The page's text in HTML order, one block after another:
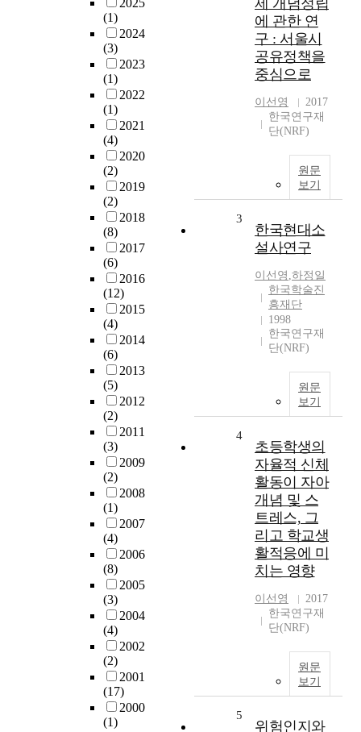
2025
(1)
2024
(3)
2023
(1)
2022
(1)
2021
(4)
2020
(2)
2019
(2)
2018
(8)
2017
(6)
2016
(12)
2015
(4)
2014
(6)
2013
(5)
2012
(2)
2011
(3)
2009
(2)
2008
(1)
2007
(4)
2006
(8)
2005
(3)
2004
(4)
2002
(2)
2001
(17)
2000
(1)
제 개념정립
에 관한 연
구 : 서울시
공유정책을
중심으로
이선영
2017
한국연구재
단(NRF)
원문
보기
3
한국현대소
설사연구
이선영 ,하정일
한국학술진
흥재단
1998
한국연구재
단(NRF)
원문
보기
4
초등학생의
자율적 신체
활동이 자아
개념 및 스
트레스, 그
리고 학교생
활적응에 미
치는 영향
이선영
2017
한국연구재
단(NRF)
원문
보기
5
위험인지와